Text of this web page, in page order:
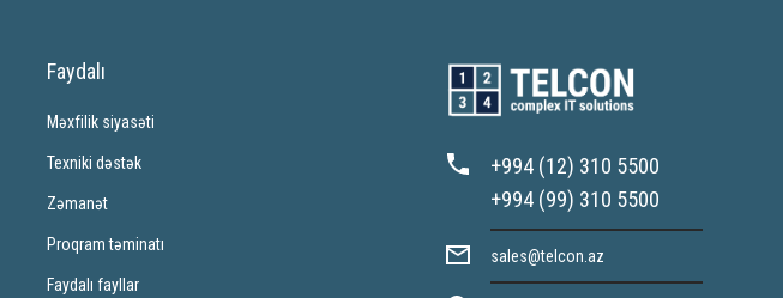
Faydalı
Məxfilik siyasəti
Texniki dəstək
Zəmanət
Proqram təminatı
Faydalı fayllar
+994 (12) 310 5500
+994 (99) 310 5500
sales@telcon.az